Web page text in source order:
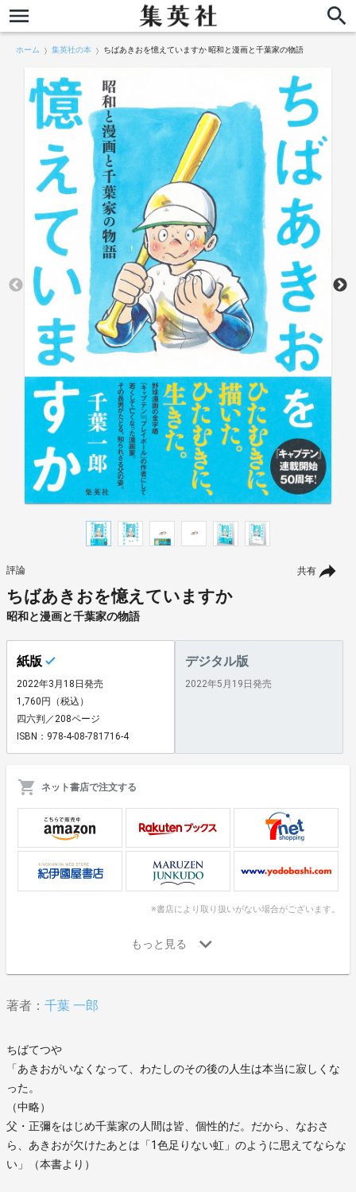
ホーム 集英社の本 ちばあきおを憶えていますか 昭和と漫画と千葉家の物語
共有
評論
ちばあきおを憶えていますか
昭和と漫画と千葉家の物語
紙版
2022年3月18日発売
1,760円（税込）
四六判／208ページ
ISBN：978-4-08-781716-4
デジタル版
2022年5月19日発売
ネット書店で注文する
※書店により取り扱いがない場合がございます。
著者： 千葉 一郎
ちばてつや
「あきおがいなくなって、わたしのその後の人生は本当に寂しくな
った。
（中略）
父・正彌をはじめ千葉家の人間は皆、個性的だ。だから、なおさ
ら、あきおが欠けたあとは「1色足りない虹」のように思えてならな
い」（本書より）